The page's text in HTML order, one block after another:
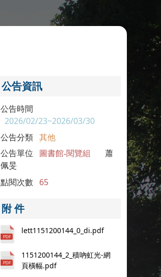
公告資訊
公告時間
2026/02/23~2026/03/30
公告分類 其他
公告單位 圖書館-閱覽組
蕭
佩旻
點閱次數 65
附 件
lett1151200144_0_di.pdf
1151200144_2_積吶虹光-網
頁橫幅.pdf